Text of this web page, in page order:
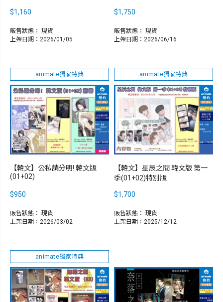
$1,160
販售狀態： 現貨
上架日期：2026/01/05
$1,750
販售狀態： 現貨
上架日期：2026/06/16
animate獨家特典
【韓文】公私請分明! 韓文版
(01+02)
$950
販售狀態： 現貨
上架日期：2026/03/02
animate獨家特典
【韓文】星辰之間 韓文版 第一
季(01+02)特別版
$1,700
販售狀態： 現貨
上架日期：2025/12/12
animate獨家特典